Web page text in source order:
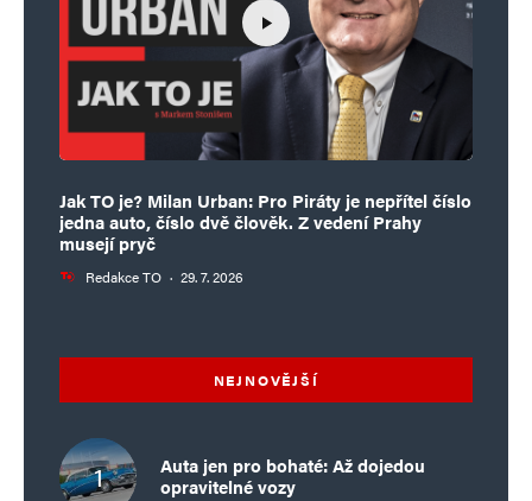
Jak TO je? Milan Urban: Pro Piráty je nepřítel číslo
jedna auto, číslo dvě člověk. Z vedení Prahy
musejí pryč
Redakce TO · 29. 7. 2026
NEJNOVĚJŠÍ
Auta jen pro bohaté: Až dojedou
opravitelné vozy